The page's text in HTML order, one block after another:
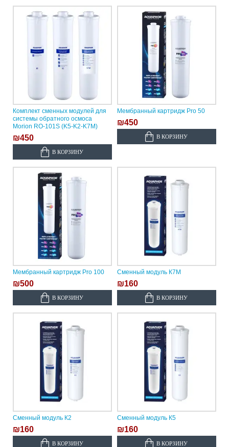
Комплект сменных модулей для
системы обратного осмоса
Morion RO-101S (K5-K2-K7M)
₪450
В КОРЗИНУ
Мембранный картридж Pro 50
₪450
В КОРЗИНУ
Мембранный картридж Pro 100
₪500
В КОРЗИНУ
Сменный модуль К7М
₪160
В КОРЗИНУ
Сменный модуль К2
₪160
В КОРЗИНУ
Сменный модуль К5
₪160
В КОРЗИНУ